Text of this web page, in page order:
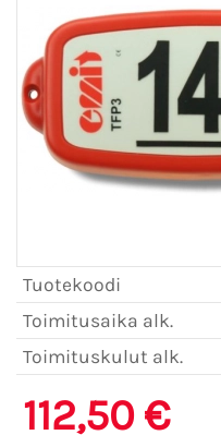
Tuotekoodi
Toimitusaika alk.
Toimituskulut alk.
112,50 €